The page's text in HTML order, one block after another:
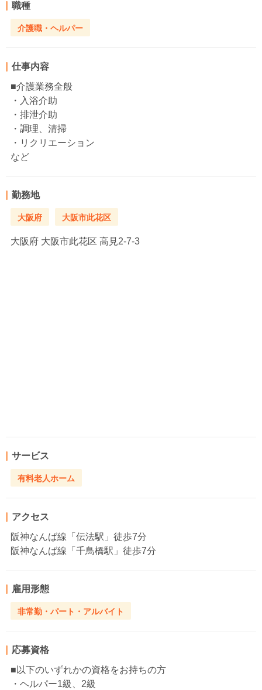
職種
介護職・ヘルパー
仕事内容
■介護業務全般
・入浴介助
・排泄介助
・調理、清掃
・リクリエーション
など
勤務地
大阪府 大阪市此花区
大阪府 大阪市此花区 高見2-7-3
サービス
有料老人ホーム
アクセス
阪神なんば線「伝法駅」徒歩7分
阪神なんば線「千鳥橋駅」徒歩7分
雇用形態
非常勤・パート・アルバイト
応募資格
■以下のいずれかの資格をお持ちの方
・ヘルパー1級、2級